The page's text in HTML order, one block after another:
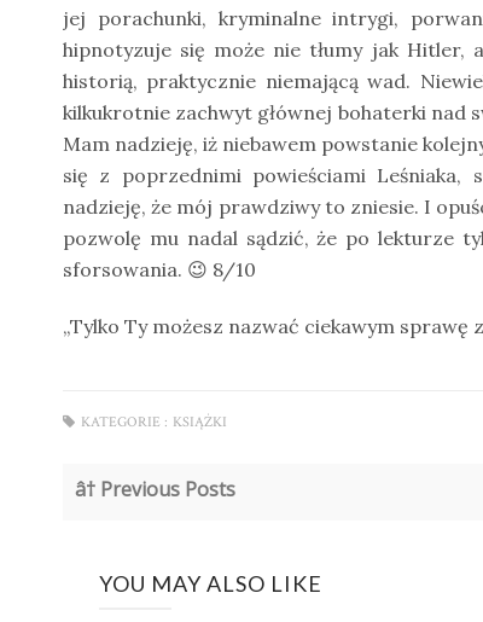
jej porachunki, kryminalne intrygi,
hipnotyzuje się może nie tłumy jak Hitler,
historią, praktycznie niemającą wad.
kilkukrotnie zachwyt głównej bohaterki nad
Mam nadzieję, iż niebawem powstanie
się z poprzednimi powieściami Leśniaka,
nadzieję, że mój prawdziwy to zniesie. I
pozwolę mu nadal sądzić, że po lekturze
sforsowania. 😉 8/10
„Tylko Ty możesz nazwać ciekawym sprawę
KATEGORIE : KSIĄŻKI
â† Previous Posts
YOU MAY ALSO LIKE